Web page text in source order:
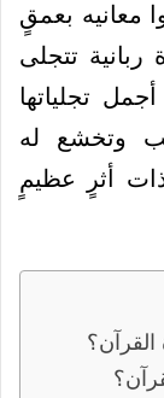
معانيه بعمقٍ
تتجلى
تجلياتها
وتخشع له
ذات أثرٍ عظيمٍ